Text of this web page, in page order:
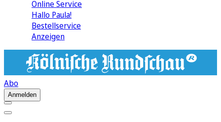
Online Service
Hallo Paula!
Bestellservice
Anzeigen
Abo
Anmelden